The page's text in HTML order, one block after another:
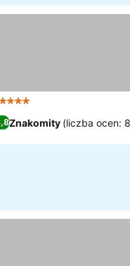
Kategoria
Znakomity (liczba ocen: